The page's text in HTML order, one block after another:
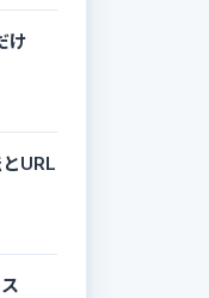
け
URL